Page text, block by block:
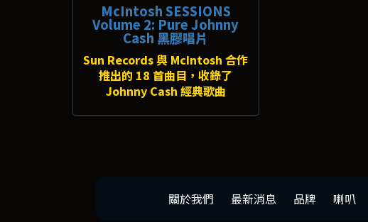
McIntosh SESSIONS
Volume 2: Pure Johnny
Cash 黑膠唱片
Sun Records 與 McIntosh 合作
推出的 18 首曲目，收錄了
Johnny Cash 經典歌曲
關於我們 最新消息 品牌 喇叭